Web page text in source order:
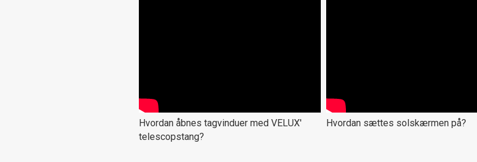
Hvordan åbnes tagvinduer med VELUX'
telescopstang?
Hvordan sættes solskærmen på?